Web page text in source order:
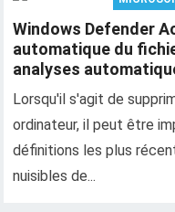
Windows Defender
automatique du
analyses
Lorsqu'il s'agit de
ordinateur, il peut être
définitions les plus
nuisibles de...